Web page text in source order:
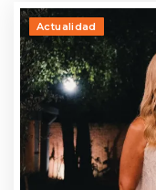
Actualidad